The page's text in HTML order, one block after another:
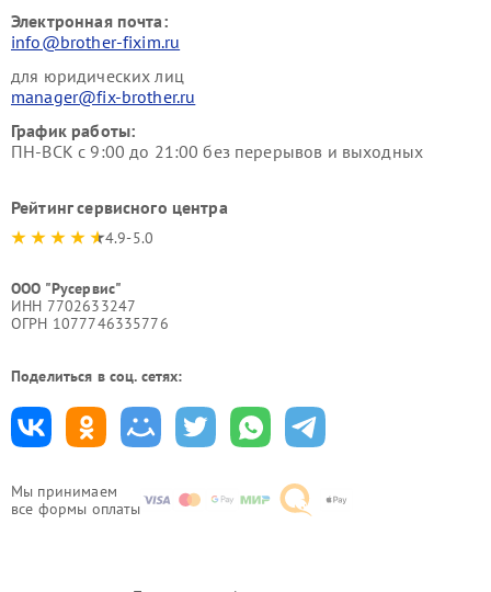
Мы принимаем
все формы оплаты
Электронная почта:
info@brother-fixim.ru
для юридических лиц
manager@fix-brother.ru
График работы:
ПН-ВСК с 9:00 до 21:00 без перерывов и выходных
Рейтинг сервисного центра
4.9-5.0
ООО "Русервис"
ИНН 7702633247
ОГРН 1077746335776
Поделиться в соц. сетях: